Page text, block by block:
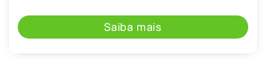
Saiba mais